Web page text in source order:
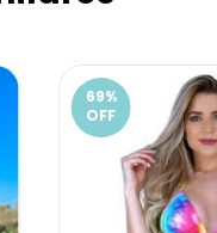
69%
OFF